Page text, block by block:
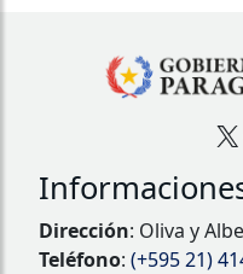
X
Dirección: Oliva y
Teléfono: (+595 21)